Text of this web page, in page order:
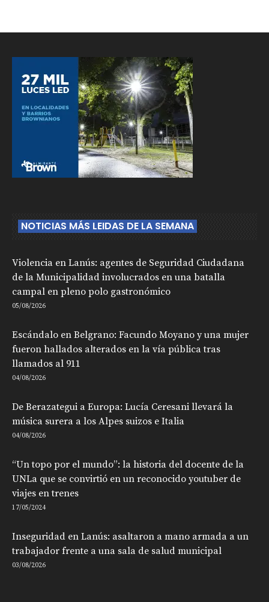
NOTICIAS MÁS LEIDAS DE LA SEMANA
Violencia en Lanús: agentes de Seguridad Ciudadana
de la Municipalidad involucrados en una batalla
campal en pleno polo gastronómico
05/08/2026
Escándalo en Belgrano: Facundo Moyano y una mujer
fueron hallados alterados en la vía pública tras
llamados al 911
04/08/2026
De Berazategui a Europa: Lucía Ceresani llevará la
música surera a los Alpes suizos e Italia
04/08/2026
“Un topo por el mundo”: la historia del docente de la
UNLa que se convirtió en un reconocido youtuber de
viajes en trenes
17/05/2024
Inseguridad en Lanús: asaltaron a mano armada a un
trabajador frente a una sala de salud municipal
03/08/2026